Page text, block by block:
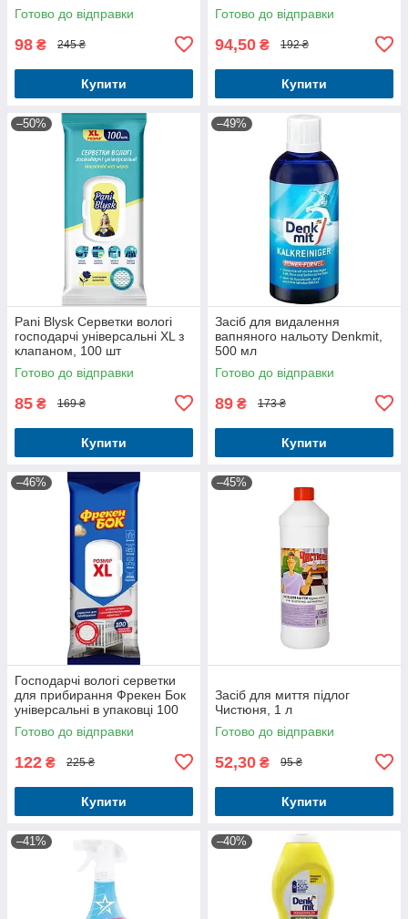
Готово до відправки
98 ₴ 245 ₴
Купити
Готово до відправки
94,50 ₴ 192 ₴
Купити
–50%
Pani Blysk Серветки вологі
господарчі універсальні XL з
клапаном, 100 шт
Готово до відправки
85 ₴ 169 ₴
Купити
–49%
Засіб для видалення
вапняного нальоту Denkmit,
500 мл
Готово до відправки
89 ₴ 173 ₴
Купити
–46%
Господарчі вологі серветки
для прибирання Фрекен Бок
універсальні в упаковці 100
шт
Готово до відправки
122 ₴ 225 ₴
Купити
–45%
Засіб для миття підлог
Чистюня, 1 л
Готово до відправки
52,30 ₴ 95 ₴
Купити
–41% –40%